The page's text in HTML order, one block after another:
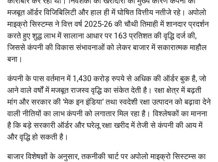
मजबूत ऑर्डर विजिबिलिटी और हाल ही में घोषित वित्तीय नतीजे रहे। अपोलो
माइक्रो सिस्टम्स ने वित्त वर्ष 2025-26 की चौथी तिमाही में शानदार प्रदर्शन
करते हुए शुद्ध लाभ में सालाना आधार पर 163 प्रतिशत की वृद्धि दर्ज की,
जिससे कंपनी की विकास संभावनाओं को लेकर बाजार में सकारात्मक माहौल
बना।
कंपनी के पास वर्तमान में 1,430 करोड़ रुपये से अधिक की ऑर्डर बुक है, जो
आने वाले वर्षों में मजबूत राजस्व वृद्धि का संकेत देती है। रक्षा क्षेत्र में बढ़ती
मांग और सरकार की ‘मेक इन इंडिया’ तथा स्वदेशी रक्षा उत्पादन को बढ़ावा देने
वाली नीतियों का लाभ कंपनी को लगातार मिल रहा है। विश्लेषकों का मानना
है कि बड़े सरकारी ऑर्डर और घरेलू रक्षा खरीद में तेजी से कंपनी की आय में
और वृद्धि हो सकती है।
बाजार विशेषज्ञों के अनुसार, तकनीकी चार्ट पर अपोलो माइक्रो सिस्टम्स का